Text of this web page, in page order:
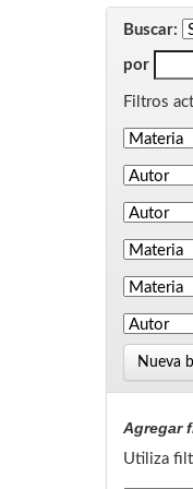
Buscar:
por
Filtros
Nueva
Agregar
Utiliza